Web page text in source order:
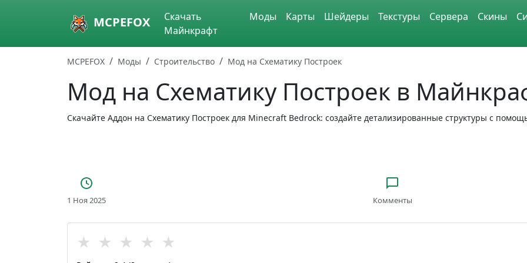
Skip to main content MCPEFOX
Скачать
Майнкрафт
Моды Карты Шейдеры Текстуры Сервера Скины
MCPEFOX Моды Строительство Мод на Схематику Построек
Мод на Схематику Построек в
Скачайте Аддон на Схематику Построек для Minecraft Bedrock: создайте детализированные структуры с
1 Ноя 2025 Комменты
★ ★ ★ ★ ★